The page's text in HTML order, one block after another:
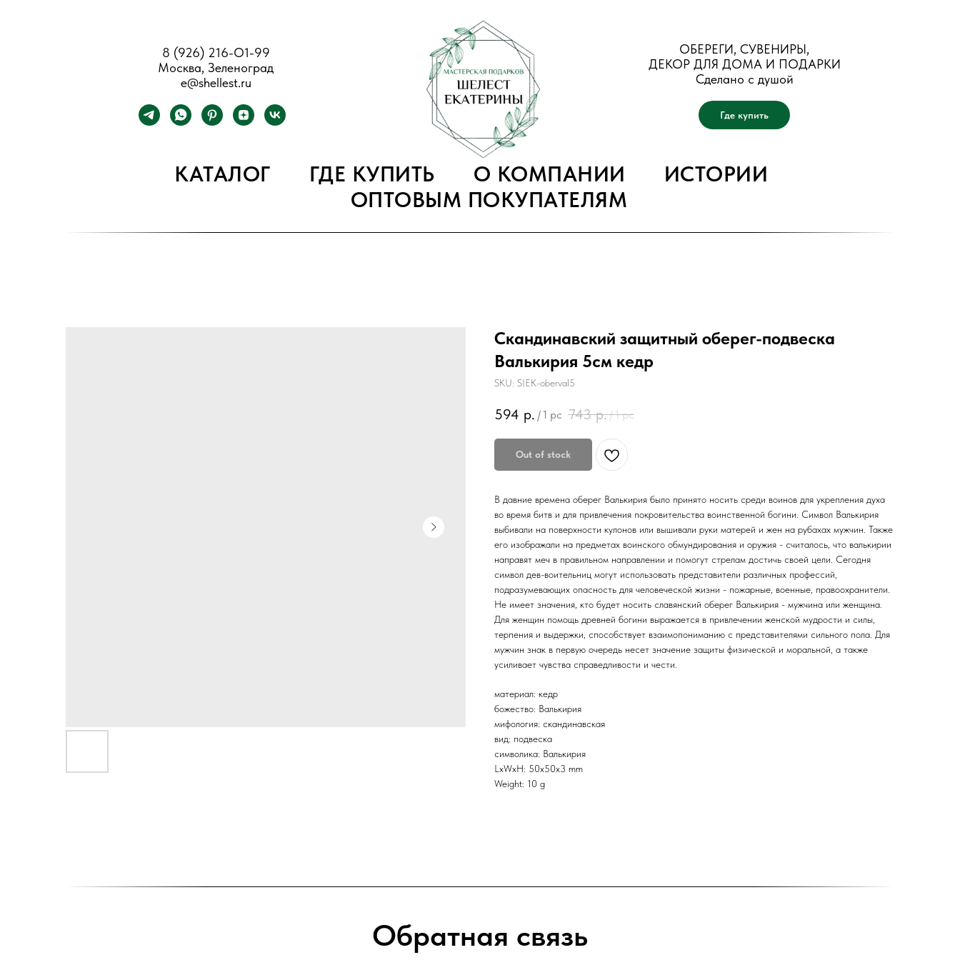
8 (926) 216-О1-99
Москва, Зеленоград
e@shellest.ru
ОБЕРЕГИ, СУВЕНИРЫ,
ДЕКОР ДЛЯ ДОМА И ПОДАРКИ
Сделано с душой
Где купить
КАТАЛОГ ГДЕ КУПИТЬ О КОМПАНИИ
ИСТОРИИ
ОПТОВЫМ ПОКУПАТЕЛЯМ
Скандинавский защитный оберег-подвеска
Валькирия 5см кедр
SKU: SIEK-oberval5
594 р. / 1 pc 743 р./1 pc
Out of stock
В давние времена оберег Валькирия было принято носить среди воинов для укрепления духа
во время битв и для привлечения покровительства воинственной богини. Символ Валькирия
выбивали на поверхности кулонов или вышивали руки матерей и жен на рубахах мужчин. Также
его изображали на предметах воинского обмундирования и оружия - считалось, что валькирии
направят меч в правильном направлении и помогут стрелам достичь своей цели. Сегодня
символ дев-воительниц могут использовать представители различных профессий,
подразумевающих опасность для человеческой жизни - пожарные, военные, правоохранители.
Не имеет значения, кто будет носить славянский оберег Валькирия - мужчина или женщина.
Для женщин помощь древней богини выражается в привлечении женской мудрости и силы,
терпения и выдержки, способствует взаимопониманию с представителями сильного пола. Для
мужчин знак в первую очередь несет значение защиты физической и моральной, а также
усиливает чувства справедливости и чести.
материал: кедр
божество: Валькирия
мифология: скандинавская
вид: подвеска
символика: Валькирия
LxWxH: 50x50x3 mm
Weight: 10 g
Обратная связь